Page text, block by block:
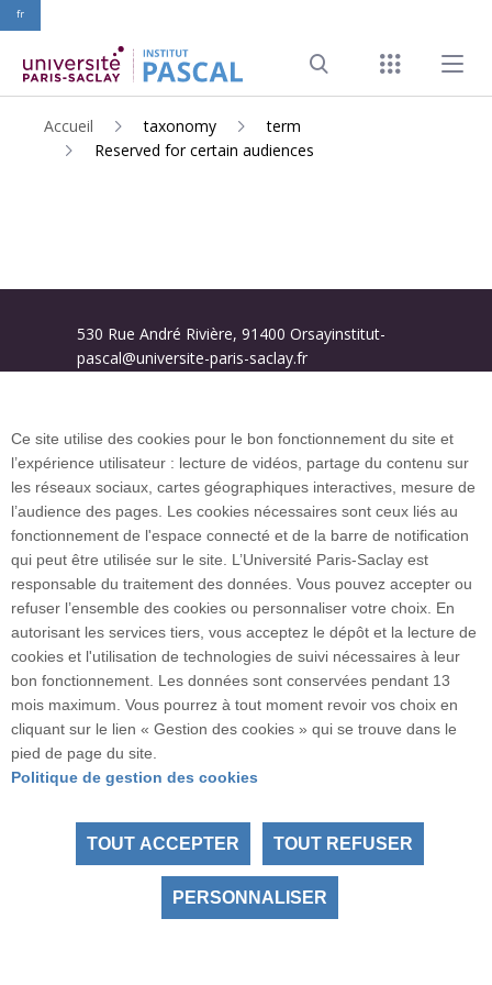
ALLER
CONTENU
PRINCIPAL
fr
Menu Menu
Accueil taxonomy
term
Reserved for certain audiences
530 Rue André Rivière, 91400 Orsayinstitut-
pascal@universite-paris-saclay.fr
Tous droits réservés Université Paris-Saclay
Accessibilité :partiellement conforme
Youtube
Ce site utilise des cookies pour le bon fonctionnement du site et
l’expérience utilisateur : lecture de vidéos, partage du contenu sur
les réseaux sociaux, cartes géographiques interactives, mesure de
l’audience des pages. Les cookies nécessaires sont ceux liés au
fonctionnement de l'espace connecté et de la barre de notification
qui peut être utilisée sur le site. L’Université Paris-Saclay est
responsable du traitement des données. Vous pouvez accepter ou
refuser l’ensemble des cookies ou personnaliser votre choix. En
autorisant les services tiers, vous acceptez le dépôt et la lecture de
cookies et l'utilisation de technologies de suivi nécessaires à leur
bon fonctionnement. Les données sont conservées pendant 13
mois maximum. Vous pourrez à tout moment revoir vos choix en
cliquant sur le lien « Gestion des cookies » qui se trouve dans le
pied de page du site.
Politique de gestion des cookies
TOUT ACCEPTER TOUT REFUSER
PERSONNALISER